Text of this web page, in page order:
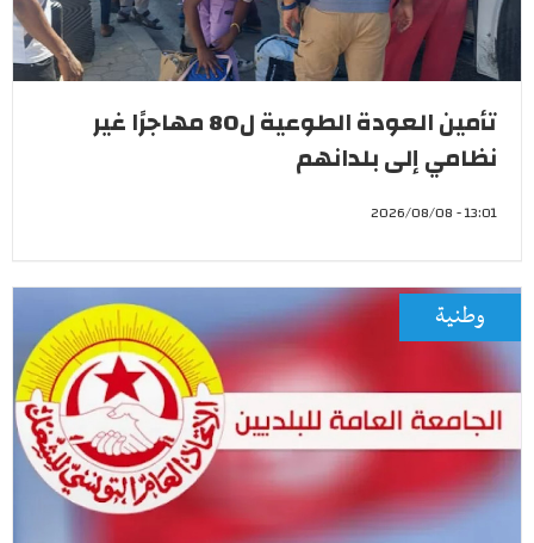
تأمين العودة الطوعية ل80 مهاجرًا غير
نظامي إلى بلدانهم
13:01 - 2026/08/08
وطنية